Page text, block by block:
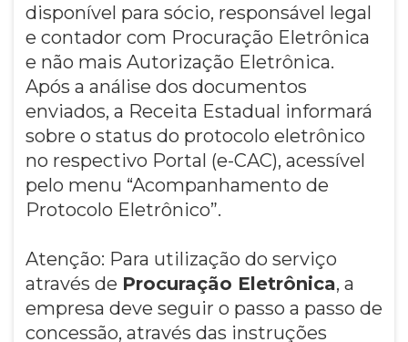
disponível para sócio, responsável legal
e contador com Procuração Eletrônica
e não mais Autorização Eletrônica.
Após a análise dos documentos
enviados, a Receita Estadual informará
sobre o status do protocolo eletrônico
no respectivo Portal (e-CAC), acessível
pelo menu “Acompanhamento de
Protocolo Eletrônico”.
Atenção: Para utilização do serviço
através de Procuração Eletrônica, a
empresa deve seguir o passo a passo de
concessão, através das instruções